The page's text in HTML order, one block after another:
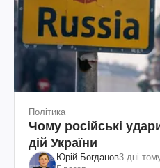
Політика
Чому російські
дій України
Юрій Богданов3 дні